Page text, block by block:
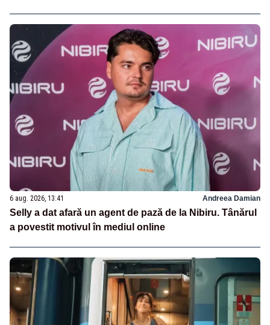
6 aug. 2026, 13:41 Andreea Damian
Selly a dat afară un agent de pază de la Nibiru. Tânărul
a povestit motivul în mediul online